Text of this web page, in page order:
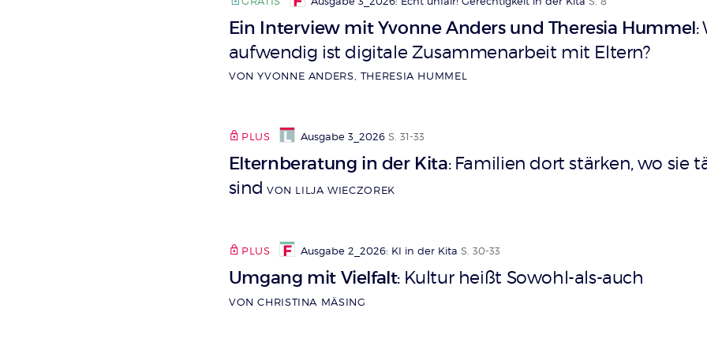
Ein Interview mit Yvonne Anders und Theresia Hummel:
aufwendig ist digitale Zusammenarbeit mit Eltern?
VON YVONNE ANDERS, THERESIA HUMMEL
PLUS Ausgabe 3_2026 S. 31-33
Elternberatung in der Kita: Familien dort stärken, wo sie
sind VON LILJA WIECZOREK
PLUS Ausgabe 2_2026: KI in der Kita S. 30-33
Umgang mit Vielfalt: Kultur heißt Sowohl-als-auch
VON CHRISTINA MÄSING